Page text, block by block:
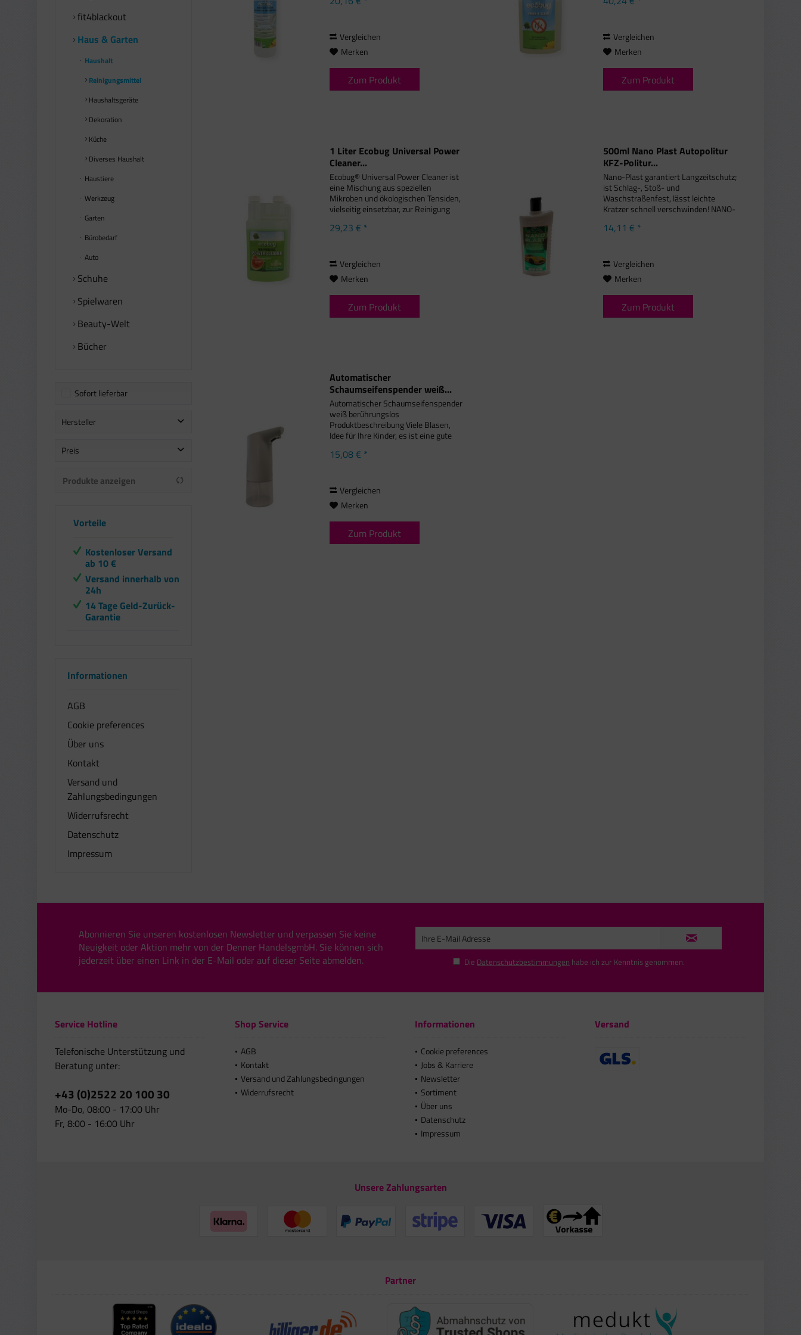
fit4blackout
Haus & Garten
Haushalt
Reinigungsmittel
Haushaltsgeräte
Dekoration
Küche
Diverses Haushalt
Haustiere
Werkzeug
Garten
Bürobedarf
Auto
Schuhe
Spielwaren
Beauty-Welt
Bücher
Sofort lieferbar
Hersteller
Ecobug
sonstige
Preis
Produkte anzeigen
Vorteile
Kostenloser Versand
ab 10 €
Versand innerhalb von
24h
14 Tage Geld-Zurück-
Garantie
Informationen
AGB
Cookie preferences
Über uns
Kontakt
Versand und
Zahlungsbedingungen
Widerrufsrecht
Datenschutz
Impressum
WC. Wichtigste Vorteile Viskose-
Vergleichen
Merken
Zum Produkt
und Flecken auf Teppichen, Decken
Vergleichen
Merken
Zum Produkt
1 Liter Ecobug Universal Power
Cleaner...
Ecobug® Universal Power Cleaner ist
eine Mischung aus speziellen
Mikroben und ökologischen Tensiden,
vielseitig einsetzbar, zur Reinigung
Beseitigung von Gerüchen. Wichtigste
29,23 € *
Vergleichen
Merken
Zum Produkt
500ml Nano Plast Autopolitur
KFZ-Politur...
Nano-Plast garantiert Langzeitschutz;
ist Schlag-, Stoß- und
Waschstraßenfest, lässt leichte
Kratzer schnell verschwinden! NANO-
Gestronomie bewährt und ist bestens
14,11 € *
Vergleichen
Merken
Zum Produkt
Automatischer
Schaumseifenspender weiß...
Automatischer Schaumseifenspender
weiß berührungslos
Produktbeschreibung Viele Blasen,
Idee für Ihre Kinder, es ist eine gute
Hygienegewohnheiten beizubringen
15,08 € *
Vergleichen
Merken
Zum Produkt
Abonnieren Sie unseren kostenlosen Newsletter und verpassen Sie keine
Neuigkeit oder Aktion mehr von der Denner HandelsgmbH. Sie können sich
jederzeit über einen Link in der E-Mail oder auf dieser Seite abmelden.
Die Datenschutzbestimmungen habe ich zur Kenntnis genommen.
Service Hotline
Telefonische Unterstützung und
Beratung unter:
+43 (0)2522 20 100 30
Mo-Do, 08:00 - 17:00 Uhr
Fr, 8:00 - 16:00 Uhr
Shop Service
AGB
Kontakt
Versand und Zahlungsbedingungen
Widerrufsrecht
Informationen
Cookie preferences
Jobs & Karriere
Newsletter
Sortiment
Über uns
Datenschutz
Impressum
Versand
Unsere Zahlungsarten
Partner